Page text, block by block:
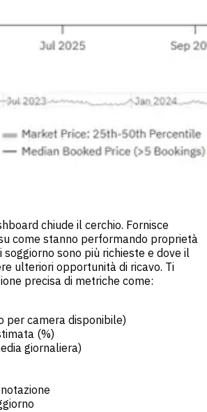
chiude il cerchio. Fornisce
come stanno performando proprietà
soggiorno sono più richieste e dove il
ulteriori opportunità di ricavo. Ti
precisa di metriche come:
per camera disponibile)
(%)
giornaliera)